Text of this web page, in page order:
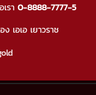
รา 0-8888-7777-5
ง เอเอ เยาวราช